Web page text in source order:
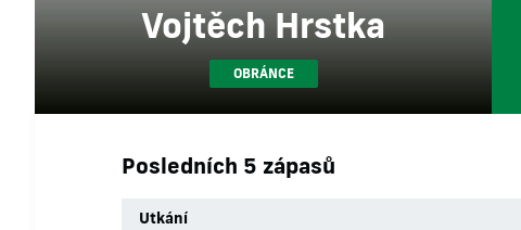
Vojtěch Hrstka
OBRÁNCE
Posledních 5 zápasů
Utkání